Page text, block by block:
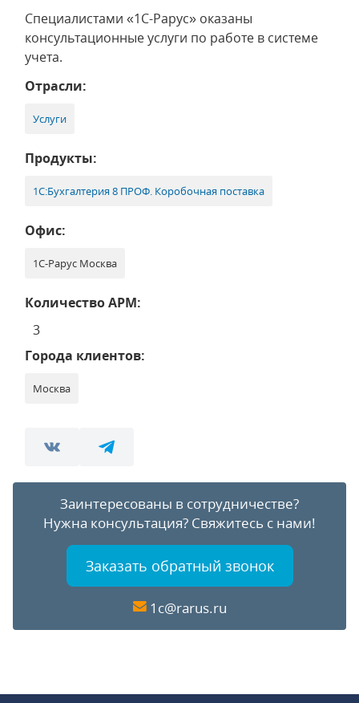
Специалистами «1С-Рарус» оказаны
консультационные услуги по работе в системе
учета.
Отрасли:
Услуги
Продукты:
1С:Бухгалтерия 8 ПРОФ. Коробочная поставка
Офис:
1С-Рарус Москва
Количество АРМ:
3
Города клиентов:
Москва
Заинтересованы в сотрудничестве?
Нужна консультация? Свяжитесь с нами!
Заказать обратный звонок
1c@rarus.ru